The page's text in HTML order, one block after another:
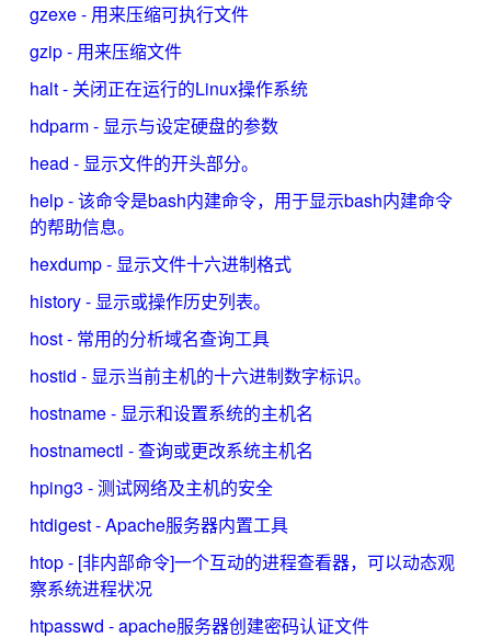
gzexe - 用来压缩可执行文件
gzip - 用来压缩文件
halt - 关闭正在运行的Linux操作系统
hdparm - 显示与设定硬盘的参数
head - 显示文件的开头部分。
help - 该命令是bash内建命令，用于显示bash内建命令
的帮助信息。
hexdump - 显示文件十六进制格式
history - 显示或操作历史列表。
host - 常用的分析域名查询工具
hostid - 显示当前主机的十六进制数字标识。
hostname - 显示和设置系统的主机名
hostnamectl - 查询或更改系统主机名
hping3 - 测试网络及主机的安全
htdigest - Apache服务器内置工具
htop - [非内部命令]一个互动的进程查看器，可以动态观
察系统进程状况
htpasswd - apache服务器创建密码认证文件